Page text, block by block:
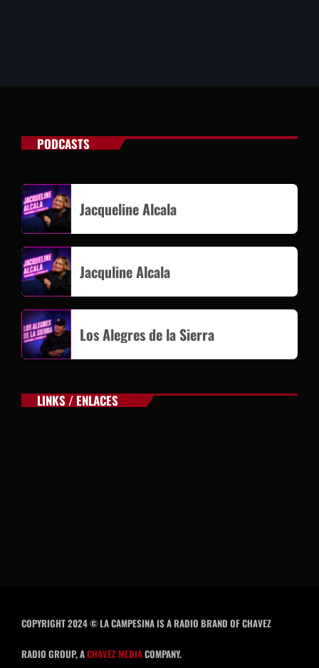
PODCASTS
Jacqueline Alcala
Jacquline Alcala
Los Alegres de la Sierra
LINKS / ENLACES
COPYRIGHT 2024 © LA CAMPESINA IS A RADIO BRAND OF CHAVEZ
RADIO GROUP, ACHAVEZ MEDIACOMPANY.